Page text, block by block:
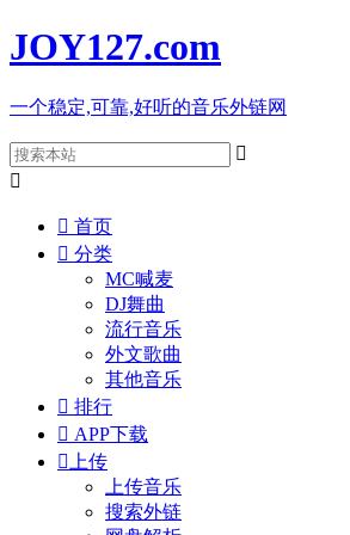
JOY127.com
一个稳定,可靠,好听的音乐外链网


 首页
 分类
MC喊麦
DJ舞曲
流行音乐
外文歌曲
其他音乐
 排行
 APP下载
 上传
上传音乐
搜索外链